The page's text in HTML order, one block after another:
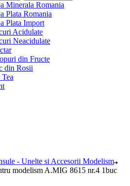
Minerala Romania
Plata Romania
Plata Import
Acidulate
Neacidulate
din Fructe
din Rosii
Tea
- Unelte si Accesorii Modelism
modelism A.MIG 8615 nr.4 1buc